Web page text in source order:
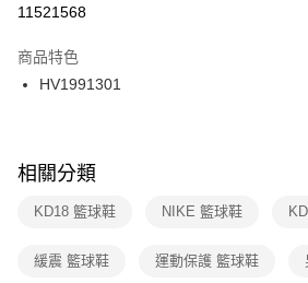
１．於結帳方式選擇「AFTEE先享後付」後，將
２．訂單成立數日內，您將收到繳費通知簡訊。
３．收到繳費通知簡訊後14天內，點擊此簡訊中
ATM／網路銀行／等多元方式進行付款，方視為
※ 交易是否成功請以「AFTEE先享後付 」之結
是否繳費成功／繳費後需取消欲退款等相關疑問
客戶支援中心」
https://
１．透過由恩沛科技股份有限公司提供之「
每筆NT$100，滿NT$1,500(含以上)免運費
付款後門市自取
每筆NT$100，滿NT$1,500(含以上)免運費
11521568
商品特色
HV1991301
相關分類
KD18 籃球鞋 NIKE 籃球鞋
緩震 籃球鞋 運動保護 籃球鞋